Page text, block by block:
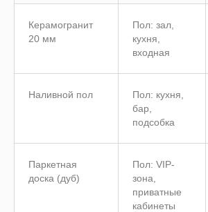
Керамогранит
20 мм
Пол: зал,
кухня,
входная
Наливной пол
Пол: кухня,
бар,
подсобка
Паркетная
доска (дуб)
Пол: VIP-
зона,
приватные
кабинеты